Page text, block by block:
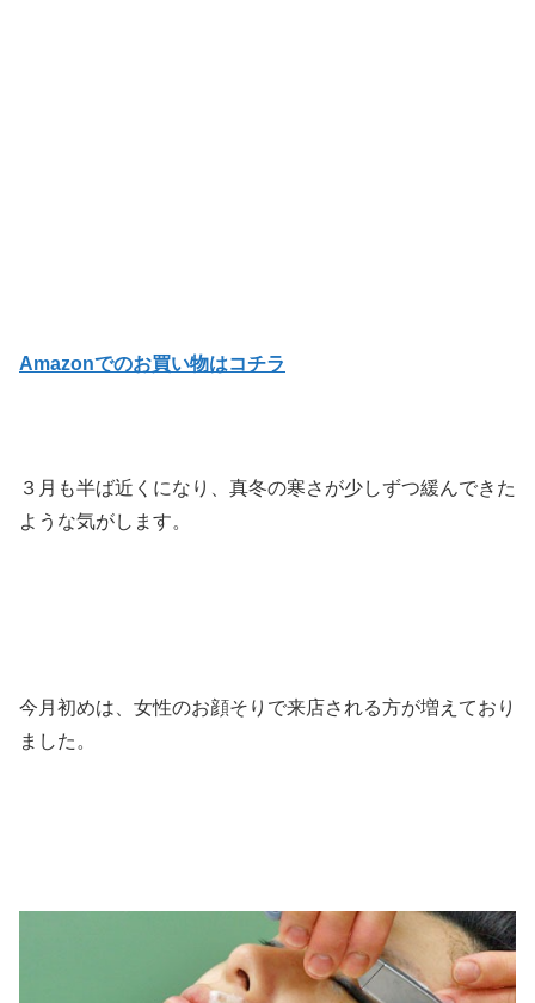
Amazonでのお買い物はコチラ
３月も半ば近くになり、真冬の寒さが少しずつ緩んできた
ような気がします。
今月初めは、女性のお顔そりで来店される方が増えており
ました。